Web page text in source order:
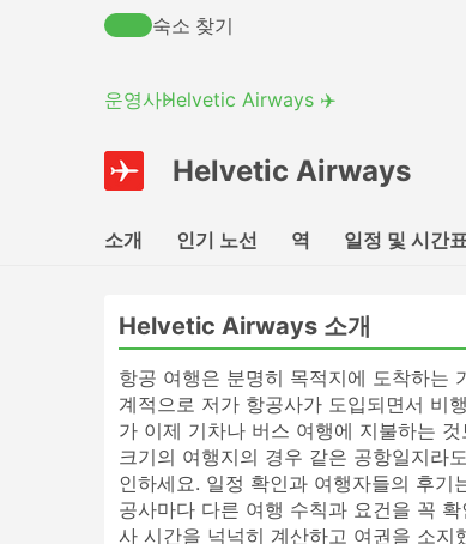
숙소 찾기
운영사Helvetic Airways ✈️
Helvetic Airways
소개
인기 노선 역 일정 및 시간
Helvetic Airways 소개
항공 여행은 분명히 목적지에 도착하는
계적으로 저가 항공사가 도입되면서 비
가 이제 기차나 버스 여행에 지불하는
크기의 여행지의 경우 같은 공항일지라
인하세요. 일정 확인과 여행자들의 후
공사마다 다른 여행 수칙과 요건을 꼭
사 시간을 넉넉히 계산하고 여권을 소지